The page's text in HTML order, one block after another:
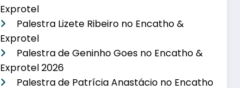
Exprotel
Palestra Lizete Ribeiro no Encatho &
Exprotel
Palestra de Geninho Goes no Encatho &
Exprotel 2026
Palestra de Patrícia Anastácio no Encatho